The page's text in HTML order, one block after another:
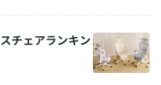
チェアランキン